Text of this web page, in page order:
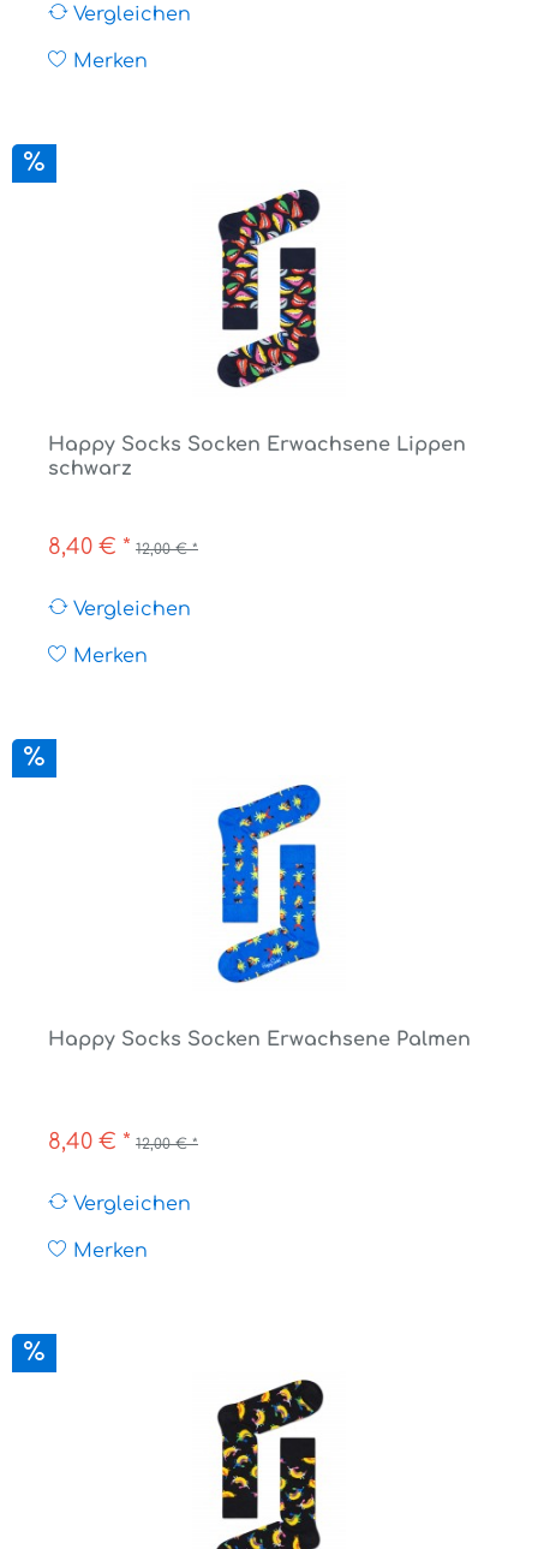
Vergleichen
Merken
Happy Socks Socken Erwachsene Lippen
schwarz
8,40 € * 12,00 € *
Vergleichen
Merken
Happy Socks Socken Erwachsene Palmen
8,40 € * 12,00 € *
Vergleichen
Merken